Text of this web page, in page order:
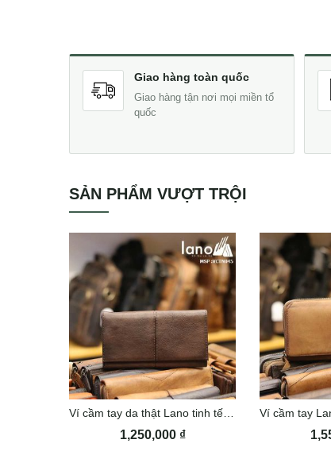
Giao hàng toàn quốc
Giao hàng tận nơi mọi miền tổ
quốc
SẢN PHẨM VƯỢT TRỘI
1,250,000 ₫